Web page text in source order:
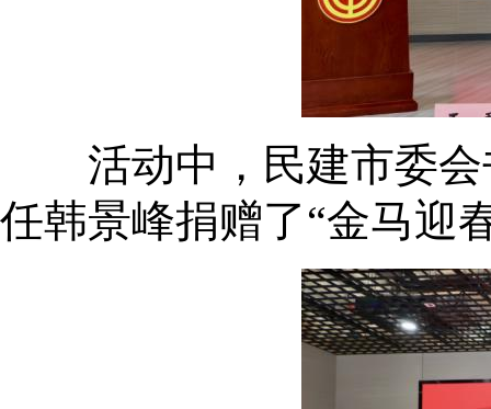
活动中，民建市委会
任韩景峰捐赠了“金马迎